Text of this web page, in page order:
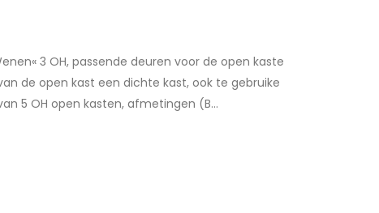
3 OH, passende deuren voor de open kaste
de open kast een dichte kast, ook te gebruike
5 OH open kasten, afmetingen (B...